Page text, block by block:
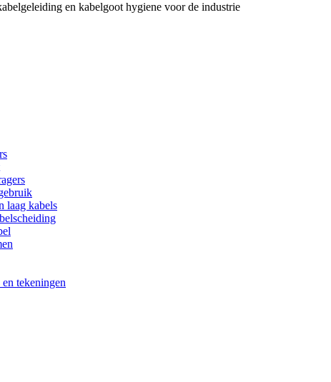
en kabelgoot hygiene voor de industrie
laag kabels
tekeningen